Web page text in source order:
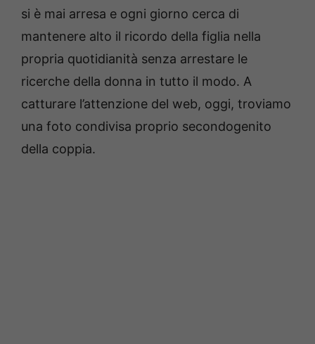
si è mai arresa e ogni giorno cerca di
mantenere alto il ricordo della figlia nella
propria quotidianità senza arrestare le
ricerche della donna in tutto il modo. A
catturare l’attenzione del web, oggi, troviamo
una foto condivisa proprio secondogenito
della coppia.